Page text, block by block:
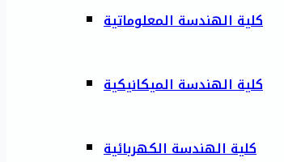
كلية الهندسة المعلوماتية
كلية الهندسة الميكانيكية
كلية الهندسة الكهربائية